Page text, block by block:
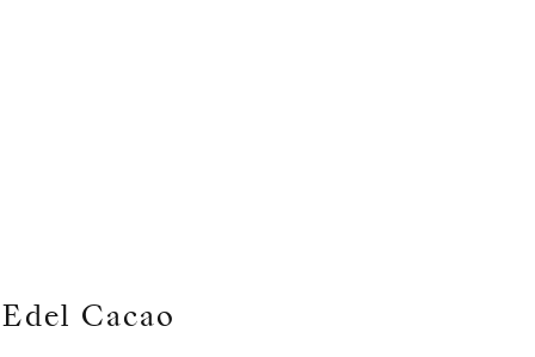
Edel Cacao